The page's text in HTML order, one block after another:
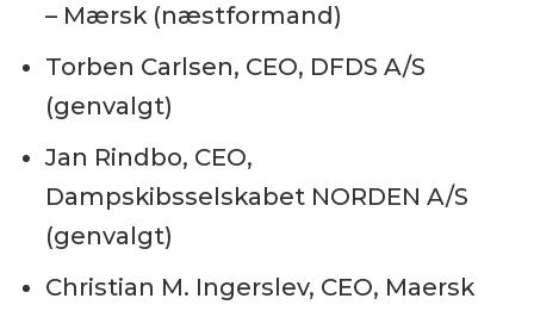
– Mærsk (næstformand)
Torben Carlsen, CEO, DFDS A/S
(genvalgt)
Jan Rindbo, CEO,
Dampskibsselskabet NORDEN A/S
(genvalgt)
Christian M. Ingerslev, CEO, Maersk